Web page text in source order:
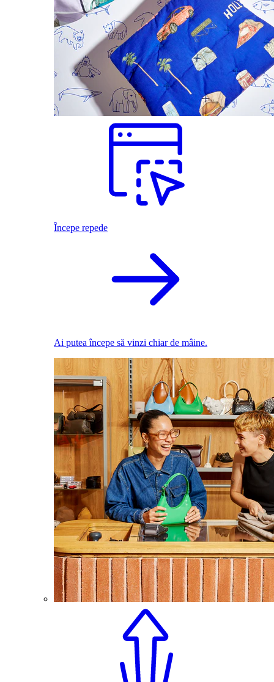
Începe repede
Ai putea începe să vinzi chiar de mâine.